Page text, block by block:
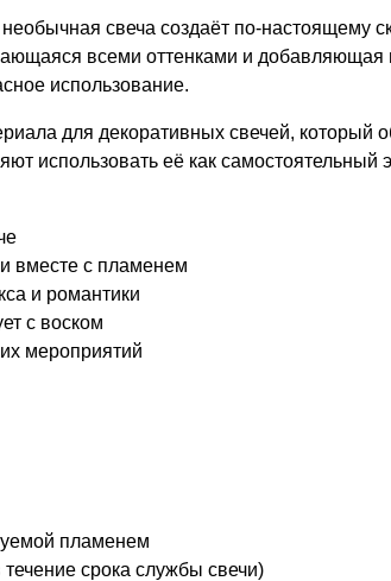
свеча создаёт по-настоящему
всеми оттенками и
использование.
для декоративных свечей,
использовать её как самостоятельный
вместе с пламенем
и романтики
с воском
мероприятий
пламенем
срока службы свечи)